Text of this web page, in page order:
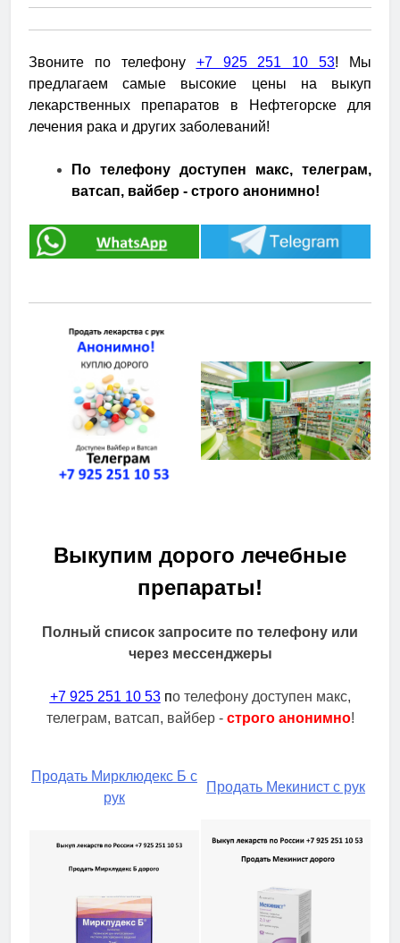
Звоните по телефону +7 925 251 10 53! Мы
предлагаем самые высокие цены на выкуп
лекарственных препаратов в Нефтегорске для
лечения рака и других заболеваний!
По телефону доступен макс, телеграм,
ватсап, вайбер - строго анонимно!
Выкупим дорого лечебные
препараты!
Полный список запросите по телефону или
через мессенджеры
+7 925 251 10 53по телефону доступен макс,
телеграм, ватсап, вайбер - строго анонимно!
Продать Мирклюдекс Б с
рук
Продать Мекинист с рук